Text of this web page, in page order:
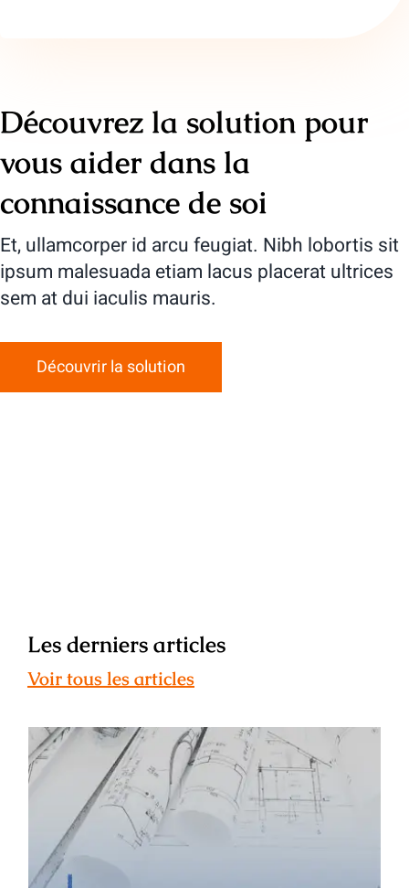
Découvrez la solution pour
vous aider dans la
connaissance de soi
Et, ullamcorper id arcu feugiat. Nibh lobortis sit
ipsum malesuada etiam lacus placerat ultrices
sem at dui iaculis mauris.
Découvrir la solution
Les derniers articles
Voir tous les articles
ESAIL : témoignage de Léa Maunier –
ancienne étudiante, architecte